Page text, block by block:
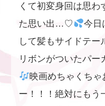
くて初変身回は思わ
た思い出…♡
今日
して髪もサイドテー
リボンがついたパー
映画めちゃくち
ー！！！絶対にもう